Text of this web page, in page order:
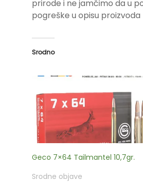
prirode i ne jamčimo da u
pogreške u opisu
Srodno
Geco 7×64 Tailmantel 10,7gr.
Srodne objave